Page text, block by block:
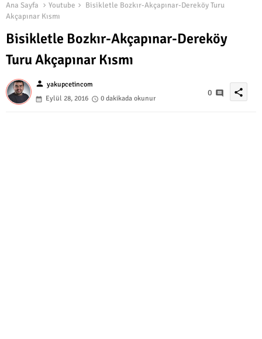
Ana Sayfa Youtube
Bisikletle Bozkır-Akçapınar-Dereköy Turu
Akçapınar Kısmı
Bisikletle Bozkır-Akçapınar-Dereköy
Turu Akçapınar Kısmı
person yakupcetincom
Eylül 28, 2016
0 dakikada okunur
0 share